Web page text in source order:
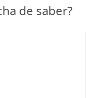
de saber?